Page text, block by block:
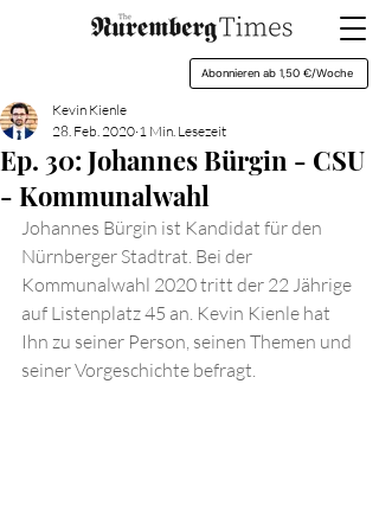
Abonnieren ab 1,50 €/Woche
Ep. 30: Johannes Bürgin - CSU
- Kommunalwahl
Kevin Kienle
28. Feb. 2020 1 Min. Lesezeit
Johannes Bürgin ist Kandidat für den
Nürnberger Stadtrat. Bei der
Kommunalwahl 2020 tritt der 22 Jährige
auf Listenplatz 45 an. Kevin Kienle hat
Ihn zu seiner Person, seinen Themen und
seiner Vorgeschichte befragt.